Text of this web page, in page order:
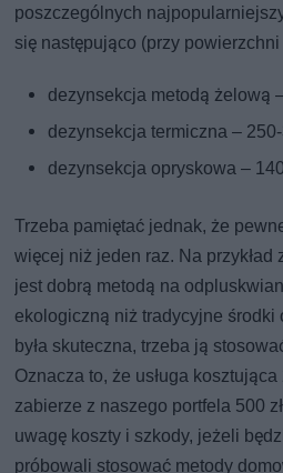
poszczególnych
się następująco (przy powierzchni
dezynsekcja metodą żelową
dezynsekcja termiczna – 250-
dezynsekcja opryskowa –
Trzeba pamiętać jednak, że
więcej niż jeden raz. Na przykład
jest dobrą metodą na
ekologiczną niż tradycyjne
była skuteczna, trzeba ją
Oznacza to, że usługa
zabierze z naszego portfela 500
uwagę koszty i szkody, jeżeli
próbowali stosować metody